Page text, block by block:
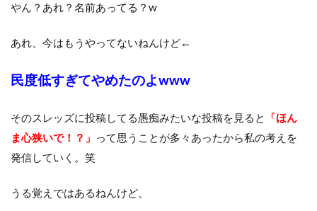
やん？あれ？名前あってる？w
あれ、今はもうやってないねんけど←
民度低すぎてやめたのよwww
そのスレッズに投稿してる愚痴みたいな投稿を見ると
「ほん
ま心狭いで！？」 って思うことが多々あったから私の考えを
発信していく。笑
うる覚えではあるねんけど、